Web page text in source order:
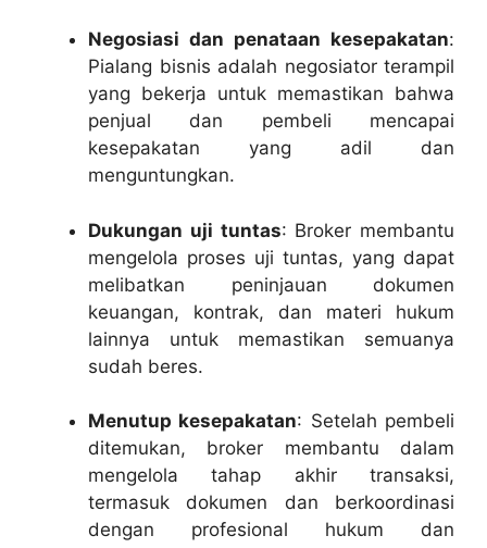
Negosiasi dan penataan kesepakatan:
Pialang bisnis adalah negosiator terampil
yang bekerja untuk memastikan bahwa
penjual dan pembeli mencapai
kesepakatan yang adil dan
menguntungkan.
Dukungan uji tuntas: Broker membantu
mengelola proses uji tuntas, yang dapat
melibatkan peninjauan dokumen
keuangan, kontrak, dan materi hukum
lainnya untuk memastikan semuanya
sudah beres.
Menutup kesepakatan: Setelah pembeli
ditemukan, broker membantu dalam
mengelola tahap akhir transaksi,
termasuk dokumen dan berkoordinasi
dengan profesional hukum dan